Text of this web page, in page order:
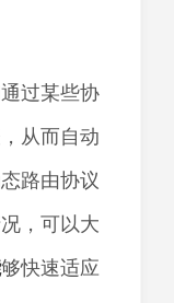
过某些协
从而自动
路由协议
，可以大
够快速适应